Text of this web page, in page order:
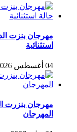
مهرجان بنزت
استثنائية
04 أغسطس 2026
مهرجان بنزرت
المهرجان